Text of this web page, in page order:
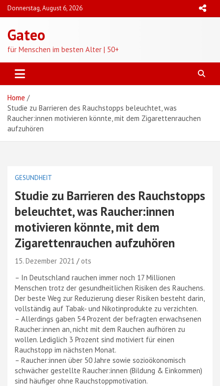
Skip
to
Donnerstag, August 6, 2026
Gateo
für Menschen im besten Alter | 50+
Home
Studie zu Barrieren des Rauchstopps beleuchtet, was
Raucher:innen motivieren könnte, mit dem Zigarettenrauchen
aufzuhören
GESUNDHEIT
Studie zu Barrieren des Rauchstopps
beleuchtet, was Raucher:innen
motivieren könnte, mit dem
Zigarettenrauchen aufzuhören
15. Dezember 2021
ots
– In Deutschland rauchen immer noch 17 Millionen
Menschen trotz der gesundheitlichen Risiken des Rauchens.
Der beste Weg zur Reduzierung dieser Risiken besteht darin,
vollständig auf Tabak- und Nikotinprodukte zu verzichten.
– Allerdings gaben 54 Prozent der befragten erwachsenen
Raucher:innen an, nicht mit dem Rauchen aufhören zu
wollen. Lediglich 3 Prozent sind motiviert für einen
Rauchstopp im nächsten Monat.
– Raucher:innen über 50 Jahre sowie sozioökonomisch
schwächer gestellte Raucher:innen (Bildung & Einkommen)
sind häufiger ohne Rauchstoppmotivation.